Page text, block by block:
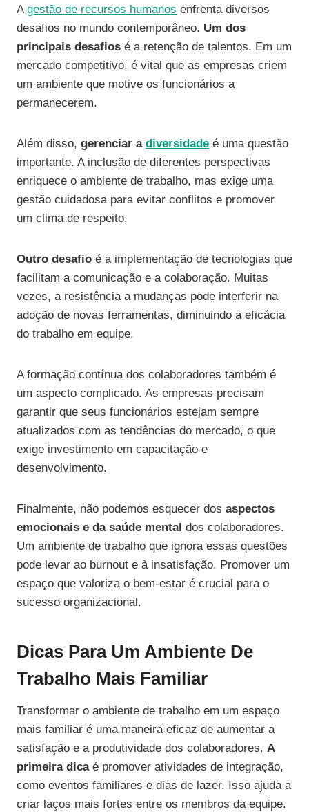
Agestão de recursos humanos enfrenta diversos
desafios no mundo contemporâneo. Um dos
principais desafios é a retenção de talentos. Em um
mercado competitivo, é vital que as empresas criem
um ambiente que motive os funcionários a
permanecerem.
Além disso, gerenciar a diversidade é uma questão
importante. A inclusão de diferentes perspectivas
enriquece o ambiente de trabalho, mas exige uma
gestão cuidadosa para evitar conflitos e promover
um clima de respeito.
Outro desafio é a implementação de tecnologias que
facilitam a comunicação e a colaboração. Muitas
vezes, a resistência a mudanças pode interferir na
adoção de novas ferramentas, diminuindo a eficácia
do trabalho em equipe.
A formação contínua dos colaboradores também é
um aspecto complicado. As empresas precisam
garantir que seus funcionários estejam sempre
atualizados com as tendências do mercado, o que
exige investimento em capacitação e
desenvolvimento.
Finalmente, não podemos esquecer dos aspectos
emocionais e da saúde mental dos colaboradores.
Um ambiente de trabalho que ignora essas questões
pode levar ao burnout e à insatisfação. Promover um
espaço que valoriza o bem-estar é crucial para o
sucesso organizacional.
Dicas Para Um Ambiente De
Trabalho Mais Familiar
Transformar o ambiente de trabalho em um espaço
mais familiar é uma maneira eficaz de aumentar a
satisfação e a produtividade dos colaboradores. A
primeira dicaé promover atividades de integração,
como eventos familiares e dias de lazer. Isso ajuda a
criar laços mais fortes entre os membros da equipe.